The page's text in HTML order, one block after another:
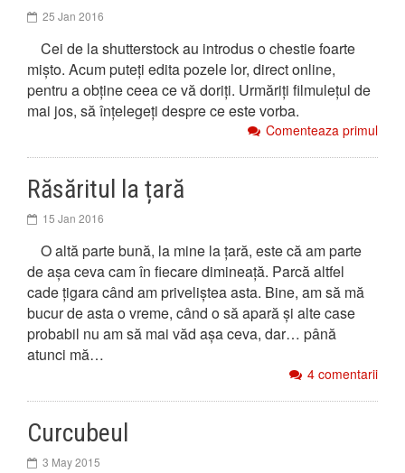
25 Jan 2016
Cei de la shutterstock au introdus o chestie foarte
mișto. Acum puteți edita pozele lor, direct online,
pentru a obține ceea ce vă doriți. Urmăriți filmulețul de
mai jos, să înțelegeți despre ce este vorba.
Comenteaza primul
Răsăritul la țară
15 Jan 2016
O altă parte bună, la mine la țară, este că am parte
de așa ceva cam în fiecare dimineață. Parcă altfel
cade țigara când am priveliștea asta. Bine, am să mă
bucur de asta o vreme, când o să apară și alte case
probabil nu am să mai văd așa ceva, dar… până
atunci mă…
4 comentarii
Curcubeul
3 May 2015